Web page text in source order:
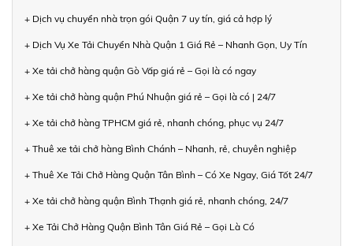
+ Dịch vụ chuyển nhà trọn gói Quận 7 uy tín, giá cả hợp lý
+ Dịch Vụ Xe Tải Chuyển Nhà Quận 1 Giá Rẻ – Nhanh Gọn, Uy Tín
+ Xe tải chở hàng quận Gò Vấp giá rẻ – Gọi là có ngay
+ Xe tải chở hàng quận Phú Nhuận giá rẻ – Gọi là có | 24/7
+ Xe tải chở hàng TPHCM giá rẻ, nhanh chóng, phục vụ 24/7
+ Thuê xe tải chở hàng Bình Chánh – Nhanh, rẻ, chuyên nghiệp
+ Thuê Xe Tải Chở Hàng Quận Tân Bình – Có Xe Ngay, Giá Tốt 24/7
+ Xe tải chở hàng quận Bình Thạnh giá rẻ, nhanh chóng, 24/7
+ Xe Tải Chở Hàng Quận Bình Tân Giá Rẻ – Gọi Là Có